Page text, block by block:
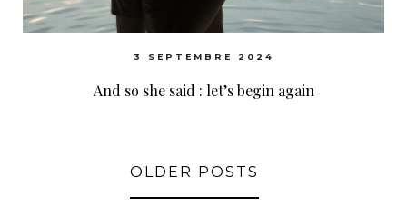
3 SEPTEMBRE 2024
And so she said : let’s begin again
OLDER POSTS